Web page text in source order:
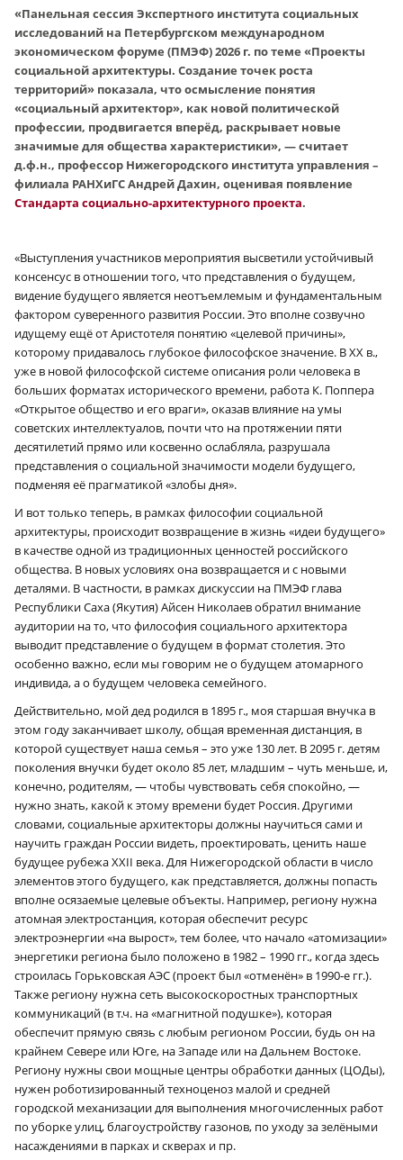
«Панельная сессия Экспертного института социальных
исследований на Петербургском международном
экономическом форуме (ПМЭФ) 2026 г. по теме «Проекты
социальной архитектуры. Создание точек роста
территорий» показала, что осмысление понятия
«социальный архитектор», как новой политической
профессии, продвигается вперёд, раскрывает новые
значимые для общества характеристики», — считает
д.ф.н., профессор Нижегородского института управления –
филиала РАНХиГС Андрей Дахин, оценивая появление
Стандарта социально-архитектурного проекта.
«Выступления участников мероприятия высветили устойчивый
консенсус в отношении того, что представления о будущем,
видение будущего является неотъемлемым и фундаментальным
фактором суверенного развития России. Это вполне созвучно
идущему ещё от Аристотеля понятию «целевой причины»,
которому придавалось глубокое философское значение. В ХХ в.,
уже в новой философской системе описания роли человека в
больших форматах исторического времени, работа К. Поппера
«Открытое общество и его враги», оказав влияние на умы
советских интеллектуалов, почти что на протяжении пяти
десятилетий прямо или косвенно ослабляла, разрушала
представления о социальной значимости модели будущего,
подменяя её прагматикой «злобы дня».
И вот только теперь, в рамках философии социальной
архитектуры, происходит возвращение в жизнь «идеи будущего»
в качестве одной из традиционных ценностей российского
общества. В новых условиях она возвращается и с новыми
деталями. В частности, в рамках дискуссии на ПМЭФ глава
Республики Саха (Якутия) Айсен Николаев обратил внимание
аудитории на то, что философия социального архитектора
выводит представление о будущем в формат столетия. Это
особенно важно, если мы говорим не о будущем атомарного
индивида, а о будущем человека семейного.
Действительно, мой дед родился в 1895 г., моя старшая внучка в
этом году заканчивает школу, общая временная дистанция, в
которой существует наша семья – это уже 130 лет. В 2095 г. детям
поколения внучки будет около 85 лет, младшим – чуть меньше, и,
конечно, родителям, — чтобы чувствовать себя спокойно, —
нужно знать, какой к этому времени будет Россия. Другими
словами, социальные архитекторы должны научиться сами и
научить граждан России видеть, проектировать, ценить наше
будущее рубежа XXII века. Для Нижегородской области в число
элементов этого будущего, как представляется, должны попасть
вполне осязаемые целевые объекты. Например, региону нужна
атомная электростанция, которая обеспечит ресурс
электроэнергии «на вырост», тем более, что начало «атомизации»
энергетики региона было положено в 1982 – 1990 гг., когда здесь
строилась Горьковская АЭС (проект был «отменён» в 1990‑е гг.).
Также региону нужна сеть высокоскоростных транспортных
коммуникаций (в т.ч. на «магнитной подушке»), которая
обеспечит прямую связь с любым регионом России, будь он на
крайнем Севере или Юге, на Западе или на Дальнем Востоке.
Региону нужны свои мощные центры обработки данных (ЦОДы),
нужен роботизированный техноценоз малой и средней
городской механизации для выполнения многочисленных работ
по уборке улиц, благоустройству газонов, по уходу за зелёными
насаждениями в парках и скверах и пр.